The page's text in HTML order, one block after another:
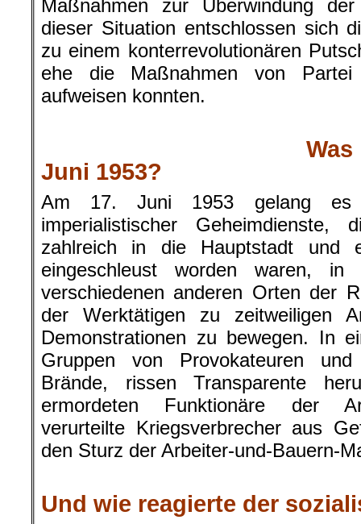
Maßnahmen zur Überwindung
dieser Situation entschlossen sich
zu einem konterrevolutionären
ehe die Maßnahmen von Partei
aufweisen konnten.
Juni 1953?
Am 17. Juni 1953 gelang es
imperialistischer
zahlreich in die Hauptstadt und
eingeschleust worden waren,
verschiedenen anderen Orten der
der Werktätigen zu zeitweiligen
Demonstrationen zu bewegen. In
Gruppen von Provokateuren
Brände, rissen Transparente
ermordeten Funktionäre der
verurteilte Kriegsverbrecher aus
den Sturz der Arbeiter-und-Bauern-
Und wie reagierte der